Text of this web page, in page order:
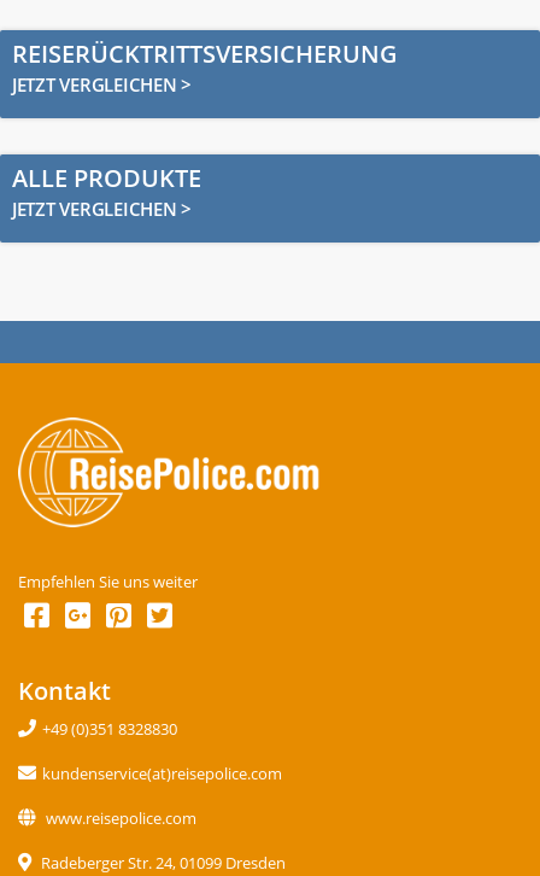
REISERÜCKTRITTSVERSICHERUNG
JETZT VERGLEICHEN >
ALLE PRODUKTE
JETZT VERGLEICHEN >
Empfehlen Sie uns weiter
Kontakt
+49 (0)351 8328830
kundenservice(at)reisepolice.com
www.reisepolice.com
Radeberger Str. 24, 01099 Dresden